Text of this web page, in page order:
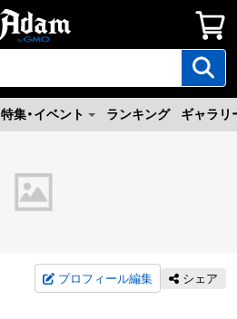
特集・イベント ランキング ギャラリ
プロフィール編集 シェア